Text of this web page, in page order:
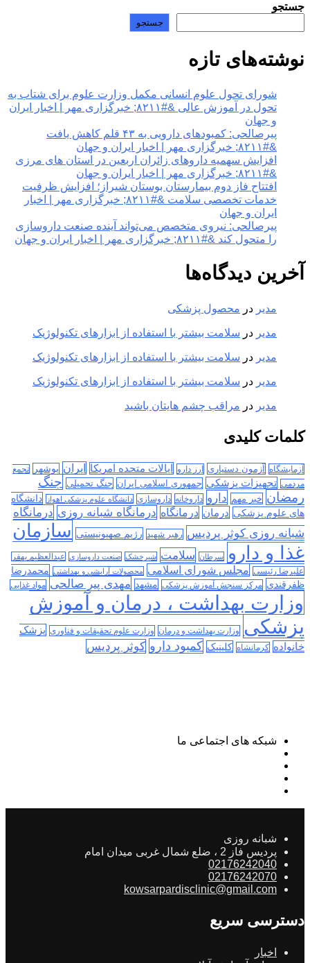
جستجو
جستجو
نوشته‌های تازه
شورای تحول علوم انسانی مکمل وزارت علوم برای شتاب به
تحول در آموزش عالی &#۸۲۱۱; خبرگزاری مهر | اخبار ایران
و جهان
پیرصالحی: کمبودهای دارویی به ۴۳ قلم کاهش یافت
&#۸۲۱۱; خبرگزاری مهر | اخبار ایران و جهان
افزایش سهمیه داروهای زائران اربعین در استان های مرزی
&#۸۲۱۱; خبرگزاری مهر | اخبار ایران و جهان
افتتاح فاز دوم بیمارستان بوستان شیراز؛ افزایش ظرفیت
خدمات تخصصی سلامت &#۸۲۱۱; خبرگزاری مهر | اخبار
ایران و جهان
پیرصالحی: نیروی متخصص می‌تواند آینده صنعت داروسازی
را متحول کند &#۸۲۱۱; خبرگزاری مهر | اخبار ایران و جهان
آخرین دیدگاه‌ها
مدیر در محصول پزشکی
مدیر در سلامت بیشتر با استفاده از ابزارهای تکنولوژیک
مدیر در سلامت بیشتر با استفاده از ابزارهای تکنولوژیک
مدیر در سلامت بیشتر با استفاده از ابزارهای تکنولوژیک
مدیر در مراقب چشم هایتان باشید
کلمات کلیدی
آزمایشگاه آزمون دستیاری ارز دارو ایالات متحده امریکا ایران بوشهر
تجمع
مردمی تجهیزات پزشکی جمهوری اسلامی ایران جنگ تحمیلی جنگ
رمضان خبر مهم دارو داروخانه داروسازی دانشگاه علوم پزشکی اهواز
دانشگاه
های علوم پزشکی درمان درمانگاه درمانگاه شبانه روزی درمانگاه
شبانه روزی کوثر پردیس رهبر شهید رژیم صهیونیستی سازمان
غذا و دارو
سرطان سلامت شیرخشک صنعت داروسازی عبدالعظیم بهفر
علیرضا رئیسی مجلس شورای اسلامی محصولات آرایشی و بهداشتی محمدرضا
ظفرقندی مرکز سنجش آموزش پزشکی مشهد مهدی پیر صالحی مواد غذایی
وزارت بهداشت ، درمان و آموزش
پزشکی وزارت بهداشت و درمان وزارت علوم تحقیقات و فناوری پزشک
خانواده کرمانشاه کلینیک کمبود دارو کوثر پردیس
شبکه های اجتماعی ما
شبانه روزی
پردیس فاز 2 ، ضلع شمال غربی میدان امام
02176242040
02176242070
kowsarpardisclinic@gmail.com
دسترسی سریع
اخبار